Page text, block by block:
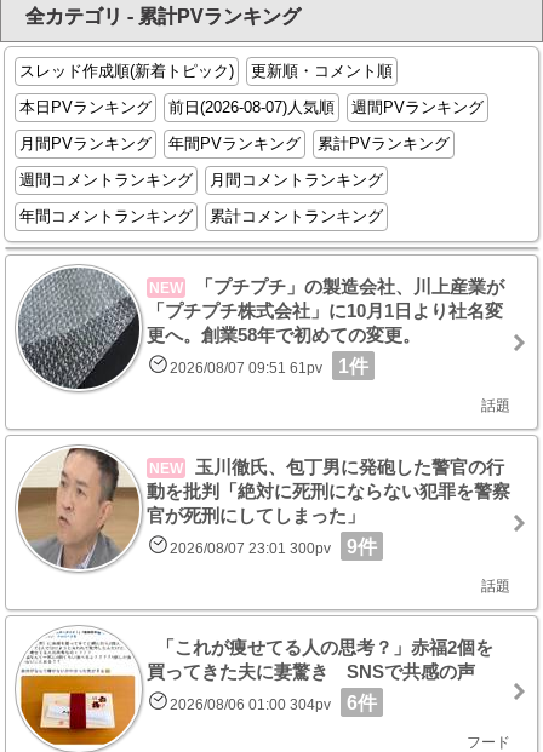
全カテゴリ - 累計PVランキング
スレッド作成順(新着トピック)
更新順・コメント順
本日PVランキング
前日(2026-08-07)人気順
週間PVランキング
月間PVランキング
年間PVランキング
累計PVランキング
週間コメントランキング
月間コメントランキング
年間コメントランキング
累計コメントランキング
NEW
「プチプチ」の製造会社、川上産業が
「プチプチ株式会社」に10月1日より社名変
更へ。創業58年で初めての変更。
2026/08/07 09:51 61pv 1件
話題
NEW
玉川徹氏、包丁男に発砲した警官の行
動を批判「絶対に死刑にならない犯罪を警察
官が死刑にしてしまった」
2026/08/07 23:01 300pv 9件
話題
「これが痩せてる人の思考？」赤福2個を
買ってきた夫に妻驚き SNSで共感の声
2026/08/06 01:00 304pv 6件
フード